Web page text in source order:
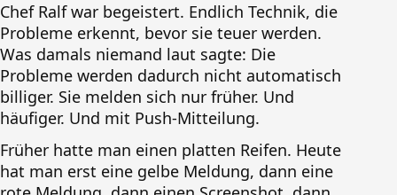
Chef Ralf war begeistert. Endlich Technik, die
Probleme erkennt, bevor sie teuer werden.
Was damals niemand laut sagte: Die
Probleme werden dadurch nicht automatisch
billiger. Sie melden sich nur früher. Und
häufiger. Und mit Push-Mitteilung.
Früher hatte man einen platten Reifen. Heute
hat man erst eine gelbe Meldung, dann eine